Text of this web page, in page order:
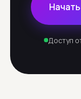
Доступ